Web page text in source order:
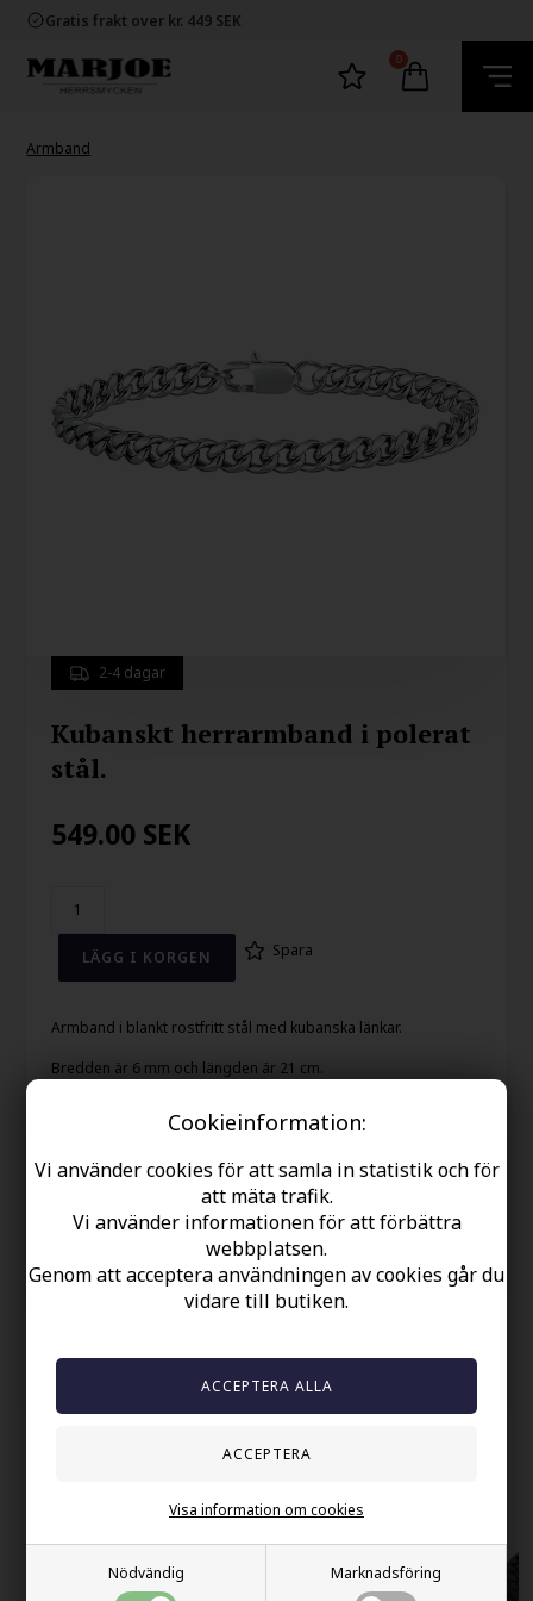
Cookieinformation:
Vi använder cookies för att samla in statistik och för
att mäta trafik.
Vi använder informationen för att förbättra
webbplatsen.
Genom att acceptera användningen av cookies går du
vidare till butiken.
Nödvändig Marknadsföring
Visa information om cookies
Gratis frakt over kr. 449 SEK
100% nikkelfria smycken
Snabb leverans
100% nikkelfria smycken
0
Armband
2-4 dagar
Kubanskt herrarmband i polerat
stål.
549.00 SEK
Spara
Armband i blankt rostfritt stål med kubanska länkar.
Bredden är 6 mm och längden är 21 cm.
Din säkerhet
Finns i lager
Gratis frakt over kr. 449 SEK
60 dager byta och returret
Andra köpte också